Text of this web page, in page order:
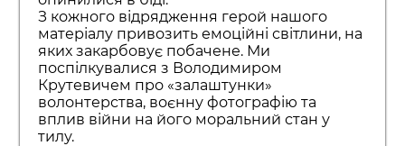
З кожного відрядження герой нашого
матеріалу привозить емоційні світлини, на
яких закарбовує побачене. Ми
поспілкувалися з Володимиром
Крутевичем про «залаштунки»
волонтерства, воєнну фотографію та
вплив війни на його моральний стан у
тилу.